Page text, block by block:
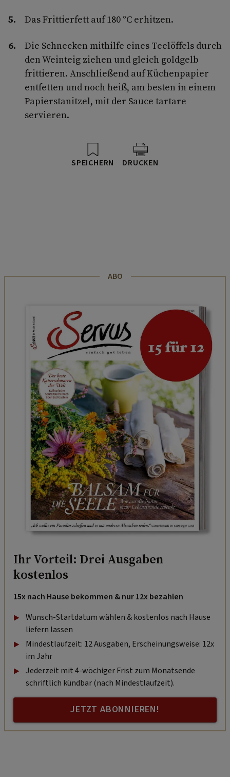
Das Frittierfett auf 180 °C erhitzen.
Die Schnecken mithilfe eines Teelöffels durch
den Weinteig ziehen und gleich goldgelb
frittieren. Anschließend auf Küchen­papier
entfetten und noch heiß, am besten in einem
Papier­stanitzel, mit der Sauce tartare
servieren.
SPEICHERN DRUCKEN
ABO
Ihr Vorteil: Drei Ausgaben
kostenlos
15x nach Hause bekommen & nur 12x bezahlen
Wunsch-Startdatum wählen & kostenlos nach Hause
liefern lassen
Mindestlaufzeit: 12 Ausgaben, Erscheinungsweise: 12x
im Jahr
Jederzeit mit 4-wöchiger Frist zum Monatsende
schriftlich kündbar (nach Mindestlaufzeit).
JETZT ABONNIEREN!